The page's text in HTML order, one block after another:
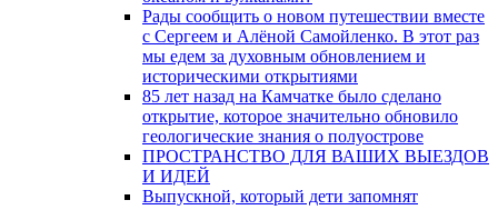
Рады сообщить о новом путешествии вместе
с Сергеем и Алёной Самойленко. В этот раз
мы едем за духовным обновлением и
историческими открытиями
85 лет назад на Камчатке было сделано
открытие, которое значительно обновило
геологические знания о полуострове
ПРОСТРАНСТВО ДЛЯ ВАШИХ ВЫЕЗДОВ
И ИДЕЙ
Выпускной, который дети запомнят